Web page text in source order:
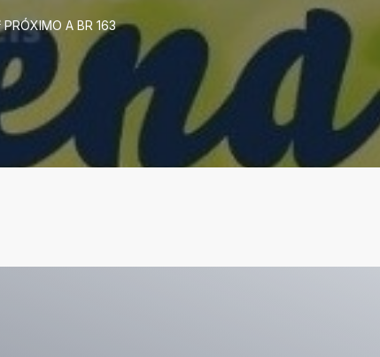
A BR 163